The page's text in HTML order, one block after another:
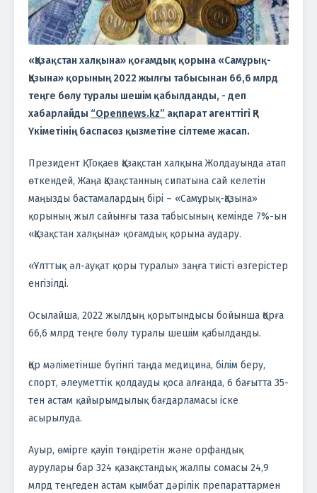
«Қазақстан халқына» қоғамдық қорына «Самұрық-
Қазына» қорының 2022 жылғы табысынан 66,6 млрд
теңге бөлу туралы шешім қабылданды, - деп
хабарлайды “Opennews.kz” ақпарат агенттігі ҚР
Үкіметінің баспасөз қызметіне сілтеме жасап.
Президент Қ. Тоқаев Қазақстан халқына Жолдауында атап
өткендей, Жаңа Қазақстанның сипатына сай келетін
маңызды бастамалардың бірі – «Самұрық-Қазына»
қорының жыл сайынғы таза табысының кемінде 7%-ын
«Қазақстан халқына» қоғамдық қорына аудару.
«Ұлттық әл-ауқат қоры туралы» заңға тиісті өзгерістер
енгізілді.
Осылайша, 2022 жылдың қорытындысы бойынша Қорға
66,6 млрд теңге бөлу туралы шешім қабылданды.
Қор мәліметінше бүгінгі таңда медицина, білім беру,
спорт, әлеуметтік қолдауды қоса алғанда, 6 бағытта 35-
тен астам қайырымдылық бағдарламасы іске
асырылуда.
Ауыр, өмірге қауіп төндіретін және орфандық
аурулары бар 324 қазақстандық жалпы сомасы 24,9
млрд теңгеден астам қымбат дәрілік препараттармен